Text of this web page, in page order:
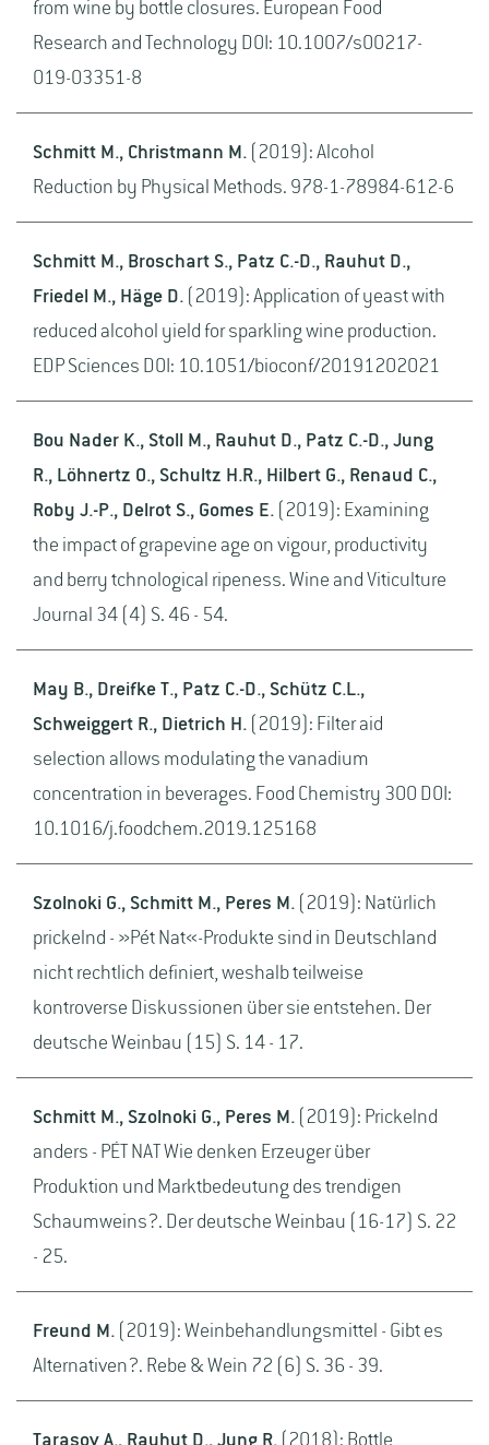
from wine by bottle closures. European Food
Research and Technology DOI: 10.1007/s00217-
019-03351-8
Schmitt M., Christmann M. (2019): Alcohol
Reduction by Physical Methods. 978-1-78984-612-6
Schmitt M., Broschart S., Patz C.-D., Rauhut D.,
Friedel M., Häge D. (2019): Application of yeast with
reduced alcohol yield for sparkling wine production.
EDP Sciences DOI: 10.1051/bioconf/20191202021
Bou Nader K., Stoll M., Rauhut D., Patz C.-D., Jung
R., Löhnertz O., Schultz H.R., Hilbert G., Renaud C.,
Roby J.-P., Delrot S., Gomes E. (2019): Examining
the impact of grapevine age on vigour, productivity
and berry tchnological ripeness. Wine and Viticulture
Journal 34 (4) S. 46 - 54.
May B., Dreifke T., Patz C.-D., Schütz C.L.,
Schweiggert R., Dietrich H. (2019): Filter aid
selection allows modulating the vanadium
concentration in beverages. Food Chemistry 300 DOI:
10.1016/j.foodchem.2019.125168
Szolnoki G., Schmitt M., Peres M. (2019): Natürlich
prickelnd - »Pét Nat«-Produkte sind in Deutschland
nicht rechtlich definiert, weshalb teilweise
kontroverse Diskussionen über sie entstehen. Der
deutsche Weinbau (15) S. 14 - 17.
Schmitt M., Szolnoki G., Peres M. (2019): Prickelnd
anders - PÉT NAT Wie denken Erzeuger über
Produktion und Marktbedeutung des trendigen
Schaumweins?. Der deutsche Weinbau (16-17) S. 22
- 25.
Freund M. (2019): Weinbehandlungsmittel - Gibt es
Alternativen?. Rebe & Wein 72 (6) S. 36 - 39.
Tarasov A., Rauhut D., Jung R. (2018): Bottle